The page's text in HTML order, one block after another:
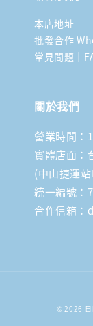
本店地址
批發合作
常見問題｜
關於我們
營業時間：
實體店面：
(中山捷運
統一編號：
合作信箱
© 2026